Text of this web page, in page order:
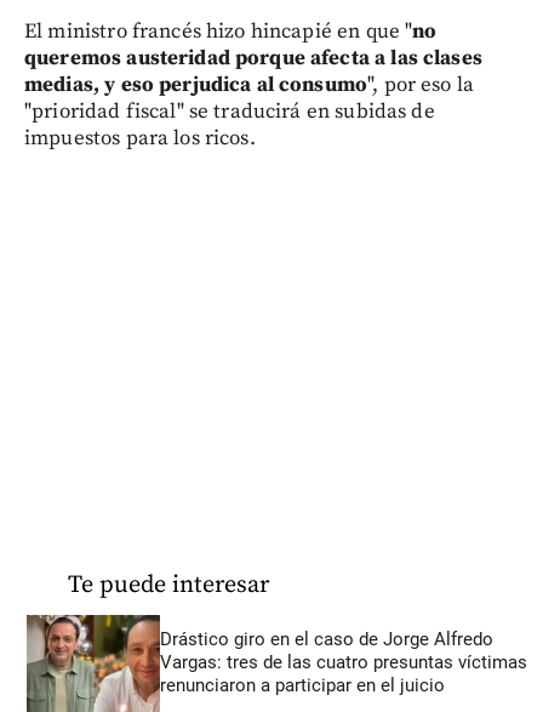
El ministro francés hizo hincapié en que "no
queremos austeridad porque afecta a las clases
medias, y eso perjudica al consumo", por eso la
"prioridad fiscal" se traducirá en subidas de
impuestos para los ricos.
Te puede interesar
Drástico giro en el caso de Jorge Alfredo
Vargas: tres de las cuatro presuntas víctimas
renunciaron a participar en el juicio